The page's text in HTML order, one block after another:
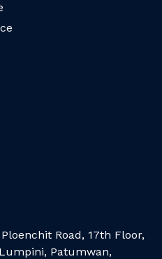
Road, 17th Floor,
Patumwan,